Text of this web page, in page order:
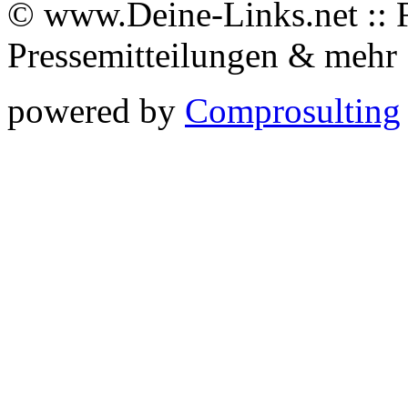
© www.Deine-Links.net ::
Pressemitteilungen &
powered by Comprosulting